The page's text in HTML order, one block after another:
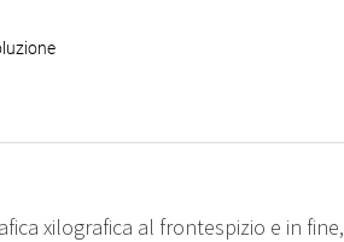
xilografica al frontespizio e in fine,